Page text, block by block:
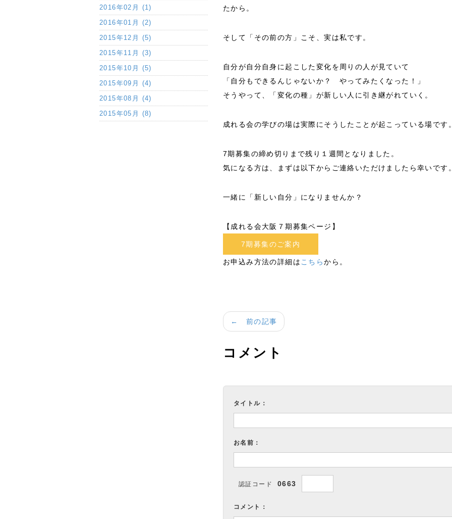
たから。
そして「その前の方」こそ、実は私です。
自分が自分自身に起こした変化を周りの人が見ていて
「自分もできるんじゃないか？ やってみたくなった！」
そうやって、「変化の種」が新しい人に引き継がれていく。
成れる会の学びの場は実際にそうしたことが起こっている場です
7期募集の締め切りまで残り１週間となりました。
気になる方は、まずは以下からご連絡いただけましたら幸いです
一緒に「新しい自分」になりませんか？
【成れる会大阪７期募集ページ】
7期募集のご案内
お申込み方法の詳細は こちらから。
← 前の記事
コメント
タイトル：
お名前：
認証コード 0663
コメント：
2016年02月 (1)
2016年01月 (2)
2015年12月 (5)
2015年11月 (3)
2015年10月 (5)
2015年09月 (4)
2015年08月 (4)
2015年05月 (8)